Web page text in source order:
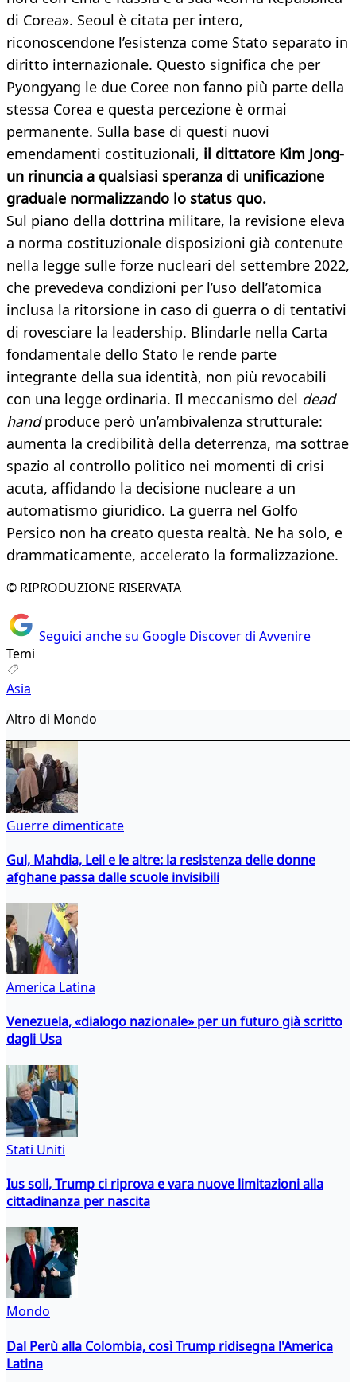
di Corea». Seoul è citata per intero,
riconoscendone l’esistenza come Stato separato in
diritto internazionale. Questo significa che per
Pyongyang le due Coree non fanno più parte della
stessa Corea e questa percezione è ormai
permanente. Sulla base di questi nuovi
emendamenti costituzionali, il dittatore Kim Jong-
un rinuncia a qualsiasi speranza di unificazione
graduale normalizzando lo status quo.
Sul piano della dottrina militare, la revisione eleva
a norma costituzionale disposizioni già contenute
nella legge sulle forze nucleari del settembre 2022,
che prevedeva condizioni per l’uso dell’atomica
inclusa la ritorsione in caso di guerra o di tentativi
di rovesciare la leadership. Blindarle nella Carta
fondamentale dello Stato le rende parte
integrante della sua identità, non più revocabili
con una legge ordinaria. Il meccanismo del dead
handproduce però un’ambivalenza strutturale:
aumenta la credibilità della deterrenza, ma sottrae
spazio al controllo politico nei momenti di crisi
acuta, affidando la decisione nucleare a un
automatismo giuridico. La guerra nel Golfo
Persico non ha creato questa realtà. Ne ha solo, e
drammaticamente, accelerato la formalizzazione.
© RIPRODUZIONE RISERVATA
Seguici anche su Google Discover di Avvenire
Temi
Asia
Altro di Mondo
Guerre dimenticate
Gul, Mahdia, Leil e le altre: la resistenza delle donne
afghane passa dalle scuole invisibili
America Latina
Venezuela, «dialogo nazionale» per un futuro già scritto
dagli Usa
Stati Uniti
Ius soli, Trump ci riprova e vara nuove limitazioni alla
cittadinanza per nascita
Mondo
Dal Perù alla Colombia, così Trump ridisegna l'America
Latina